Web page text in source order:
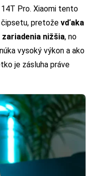
Pro. Xiaomi tento
pretože vďaka
nižšia, no
vysoký výkon a ako
je zásluha práve